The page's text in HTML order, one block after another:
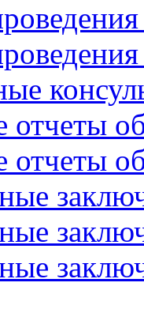
отчеты
отчеты